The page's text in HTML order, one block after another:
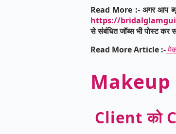
Read More :- अगर आप
https://
से संबंधित जॉब्स भी पोस्ट कर
Read More Article :-
Makeup
Client को